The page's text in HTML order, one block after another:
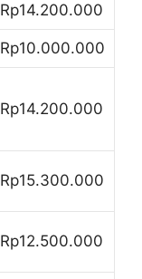
Rp14.200.000
Rp10.000.000
Rp14.200.000
Rp15.300.000
Rp12.500.000